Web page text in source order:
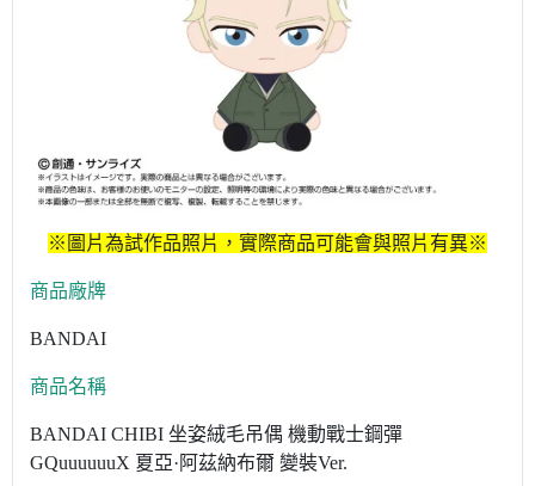
※圖片為試作品照片，實際商品可能會與照片有異※
商品廠牌
BANDAI
商品名稱
BANDAI CHIBI 坐姿絨毛吊偶 機動戰士鋼彈
GQuuuuuuX 夏亞·阿茲納布爾 變裝Ver.